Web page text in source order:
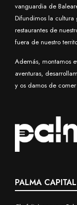
vanguardia de
Difundimos la cultura
restaurantes de
fuera de nuestro
Además, montamos
aventuras,
y os damos de
PALMA